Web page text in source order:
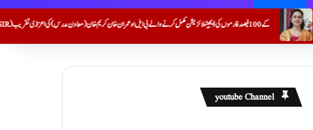
youtube Channel